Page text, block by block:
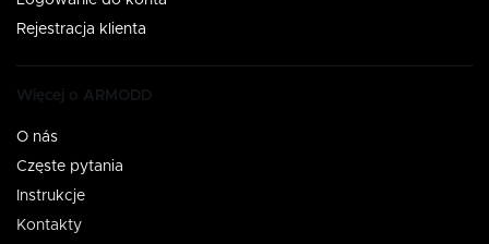
Rejestracja klienta
Więcej o ARMODD
O nás
Częste pytania
Instrukcje
Kontakty